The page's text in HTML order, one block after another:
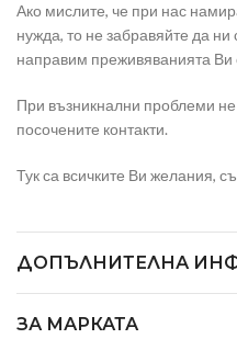
Ако мислите, че при нас
нужда, то не забравяйте да ни
направим преживяванията
При възникнални проблеми
посочените контакти.
Тук са всичките Ви желания,
ДОПЪЛНИТЕЛНА
ЗА МАРКАТА